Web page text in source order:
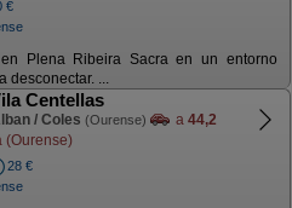
€
Plena Ribeira Sacra en un entorno
desconectar. ...
Centellas
/ Coles (Ourense) a 44,2
(Ourense)
28 €